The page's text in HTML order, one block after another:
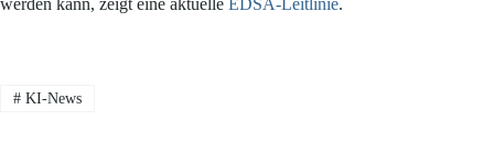
werden kann, zeigt eine aktuelle EDSA-Leitlinie.
#KI-News